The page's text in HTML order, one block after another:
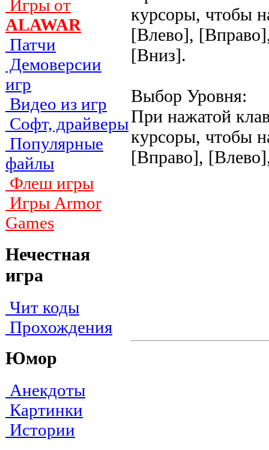
Игры от
ALAWAR
Патчи
Демоверсии
игр
Видео из игр
Софт, драйверы
Популярные
файлы
Флеш игры
Игры Armor
Games
Нечестная
игра
Чит коды
Прохождения
Юмор
Анекдоты
Картинки
Истории
курсоры, чтобы
[Влево],
[Вниз].
Выбор Уровня:
При нажатой
курсоры, чтобы
[Вправо],